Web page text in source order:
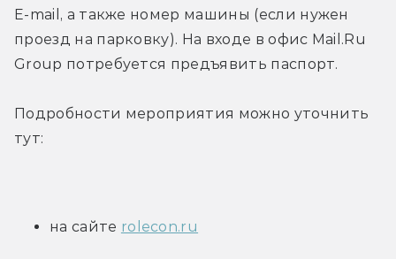
E-mail, а также номер машины (если нужен
проезд на парковку). На входе в офис Mail.Ru
Group потребуется предъявить паспорт.
Подробности мероприятия можно уточнить
тут:
на сайте rolecon.ru